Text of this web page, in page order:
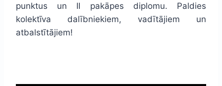
punktus un II pakāpes diplomu. Paldies
kolektīva dalībniekiem, vadītājiem un
atbalstītājiem!